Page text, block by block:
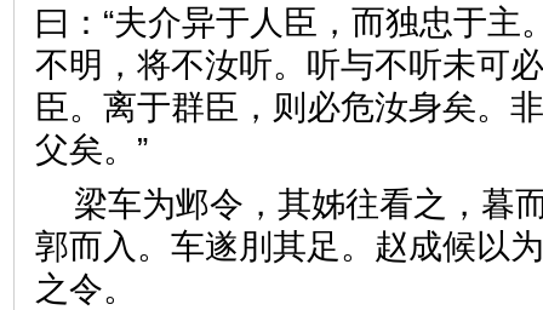
曰：“夫介异于人臣，而独忠于主
不明，将不汝听。听与不听未可
臣。离于群臣，则必危汝身矣。
父矣。”
梁车为邺令，其姊往看之，暮
郭而入。车遂刖其足。赵成候以
之令。